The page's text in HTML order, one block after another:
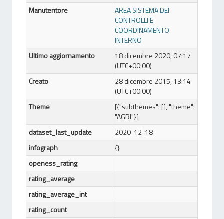
Manutentore
AREA SISTEMA DEI
CONTROLLI E
COORDINAMENTO
INTERNO
Ultimo aggiornamento
18 dicembre 2020, 07:17
(UTC+00:00)
Creato
28 dicembre 2015, 13:14
(UTC+00:00)
Theme
[{"subthemes": [], "theme":
"AGRI"}]
dataset_last_update
2020-12-18
infograph
{}
openess_rating
rating_average
rating_average_int
rating_count